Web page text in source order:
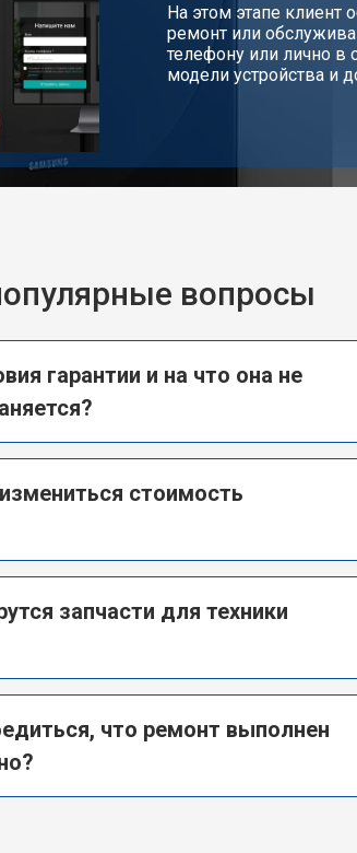
На этом этапе клиент
ремонт или
телефону или лично в
модели устройства и
вопросы
гарантии и на что она не
стоимость
запчасти для техники
что ремонт выполнен